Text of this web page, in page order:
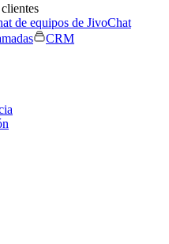
de equipos de JivoChat
CRM